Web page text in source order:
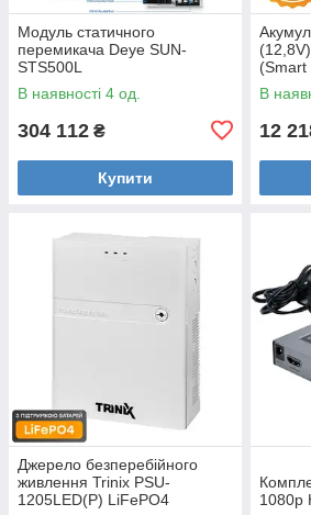
Модуль статичного
перемикача Deye SUN-
STS500L
В наявності 4 од.
304 112 ₴
Купити
(Smart
В
12
Джерело безперебійного
живлення Trinix PSU-
1205LED(P) LiFePO4
1080p